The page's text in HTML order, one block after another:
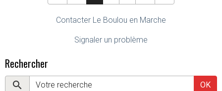
Contacter Le Boulou en Marche
Signaler un problème
Rechercher
OK